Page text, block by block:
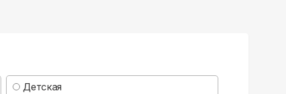
Детская